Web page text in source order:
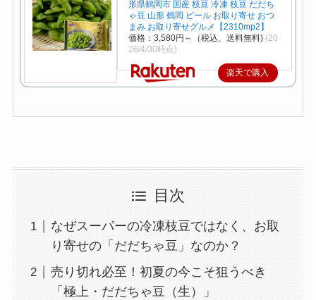
形県鶴岡市 国産 枝豆 冷凍 枝豆 だだち
ゃ豆 山形 鶴岡 ビール お取り寄せ おつ
まみ お取り寄せグルメ【2310mp2】
価格：3,580円～（税込、送料無料) (20
26/4/30時点)
楽天で購入
目次
なぜスーパーの冷凍枝豆ではなく、お取
り寄せの「だだちゃ豆」なのか？
売り切れ必至！初夏の今こそ狙うべき
「極上・だだちゃ豆（生）」